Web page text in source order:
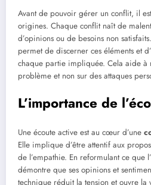
Avant de pouvoir gérer un conflit, il
origines. Chaque conflit naît de
d’opinions ou de besoins non
permet de discerner ces éléments et
chaque partie impliquée. Cela aide à
problème et non sur des attaques
L’importance de
Une écoute active est au cœur d’une
Elle implique d’être attentif aux
de l’empathie. En reformulant ce que
démontre que ses opinions et
technique réduit la tension et ouvre la